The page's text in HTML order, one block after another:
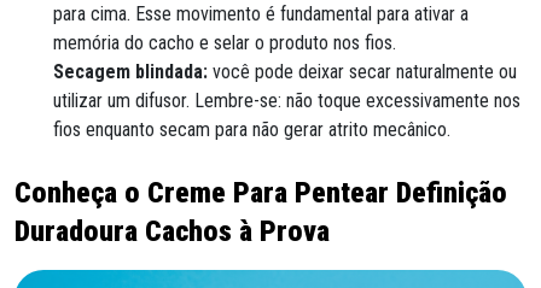
para cima. Esse movimento é fundamental para ativar a
memória do cacho e selar o produto nos fios.
Secagem blindada: você pode deixar secar naturalmente ou
utilizar um difusor. Lembre-se: não toque excessivamente nos
fios enquanto secam para não gerar atrito mecânico.
Conheça o Creme Para Pentear Definição
Duradoura Cachos à Prova